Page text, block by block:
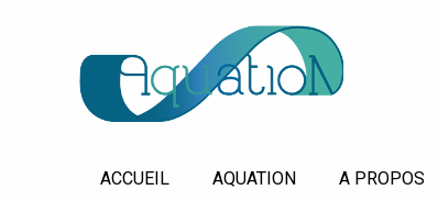
ACCUEIL AQUATION A PROPOS